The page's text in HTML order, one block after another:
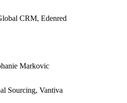
CRM, Edenred
Markovic
Sourcing, Vantiva